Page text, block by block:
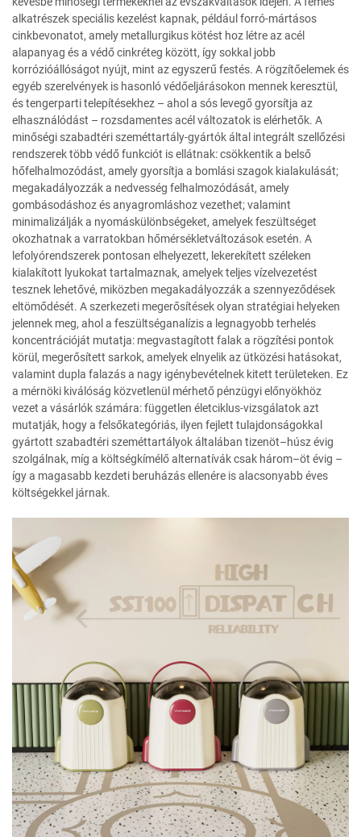
alkatrészek speciális kezelést kapnak, például forró-mártásos
cinkbevonatot, amely metallurgikus kötést hoz létre az acél
alapanyag és a védő cinkréteg között, így sokkal jobb
korrózióállóságot nyújt, mint az egyszerű festés. A rögzítőelemek és
egyéb szerelvények is hasonló védőeljárásokon mennek keresztül,
és tengerparti telepítésekhez – ahol a sós levegő gyorsítja az
elhasználódást – rozsdamentes acél változatok is elérhetők. A
minőségi szabadtéri szeméttartály-gyártók által integrált szellőzési
rendszerek több védő funkciót is ellátnak: csökkentik a belső
hőfelhalmozódást, amely gyorsítja a bomlási szagok kialakulását;
megakadályozzák a nedvesség felhalmozódását, amely
gombásodáshoz és anyagromláshoz vezethet; valamint
minimalizálják a nyomáskülönbségeket, amelyek feszültséget
okozhatnak a varratokban hőmérsékletváltozások esetén. A
lefolyórendszerek pontosan elhelyezett, lekerekített széleken
kialakított lyukokat tartalmaznak, amelyek teljes vízelvezetést
tesznek lehetővé, miközben megakadályozzák a szennyeződések
eltömődését. A szerkezeti megerősítések olyan stratégiai helyeken
jelennek meg, ahol a feszültséganalízis a legnagyobb terhelés
koncentrációját mutatja: megvastagított falak a rögzítési pontok
körül, megerősített sarkok, amelyek elnyelik az ütközési hatásokat,
valamint dupla falazás a nagy igénybevételnek kitett területeken. Ez
a mérnöki kiválóság közvetlenül mérhető pénzügyi előnyökhöz
vezet a vásárlók számára: független életciklus-vizsgálatok azt
mutatják, hogy a felsőkategóriás, ilyen fejlett tulajdonságokkal
gyártott szabadtéri szeméttartályok általában tizenöt–húsz évig
szolgálnak, míg a költségkímélő alternatívák csak három–öt évig –
így a magasabb kezdeti beruházás ellenére is alacsonyabb éves
költségekkel járnak.